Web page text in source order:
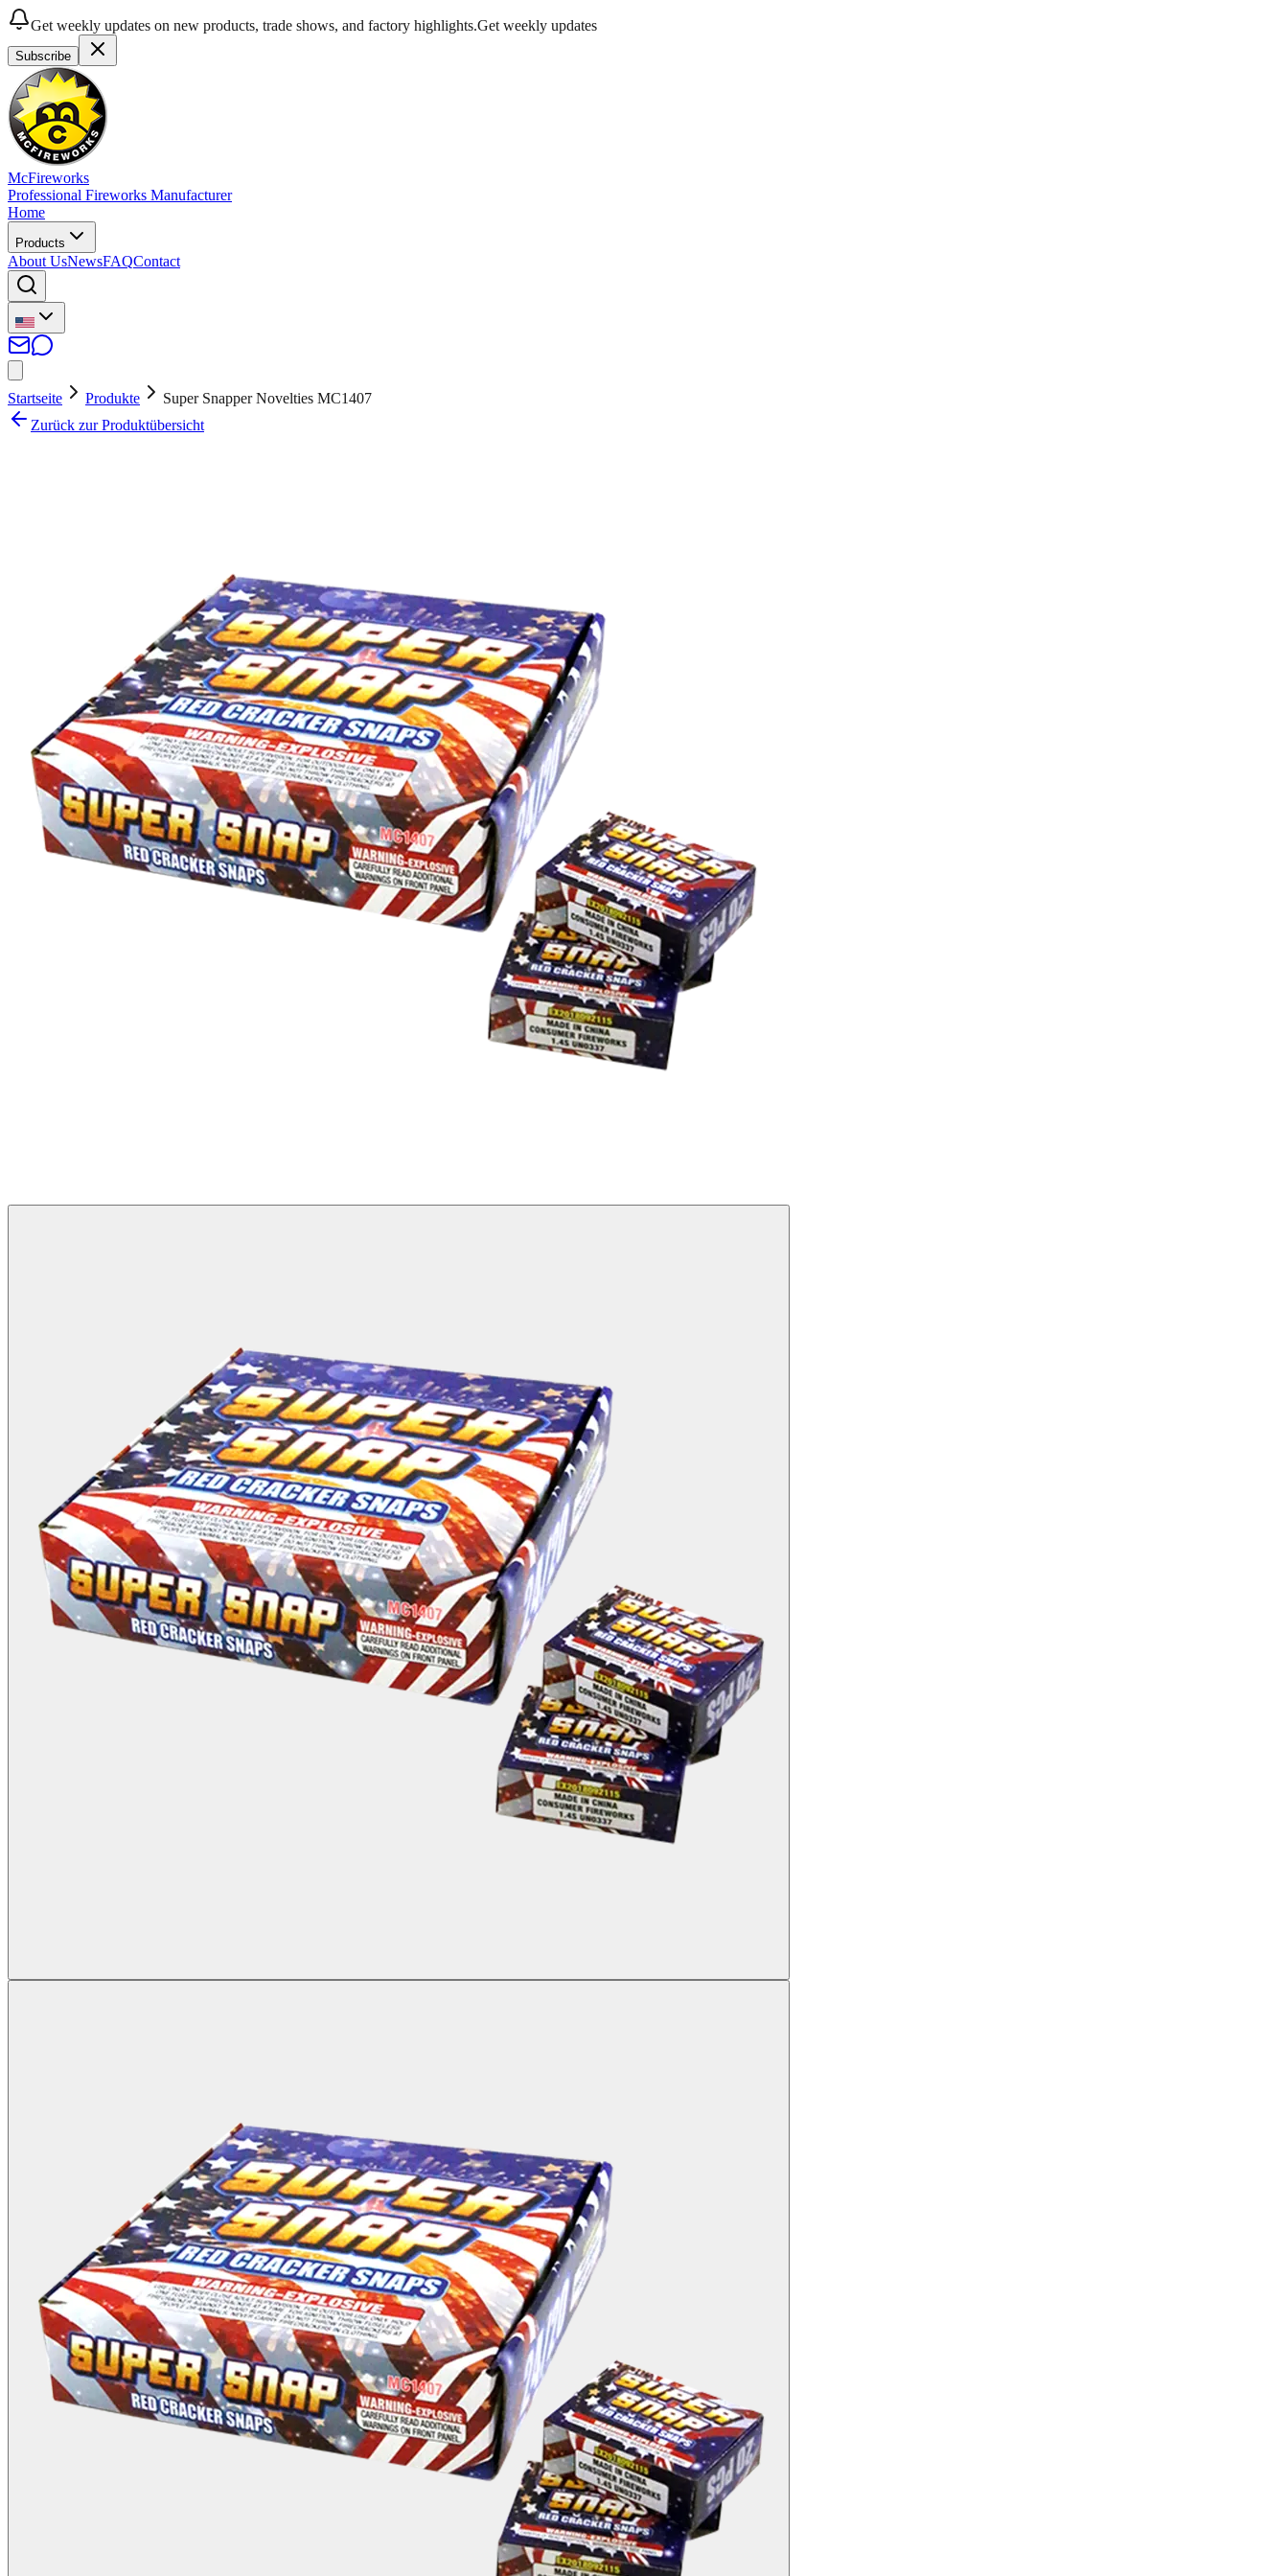
Get weekly updates on new products, trade shows, and factory highlights.Get weekly updates
Subscribe
McFireworks
Professional Fireworks Manufacturer
Home
Products
About UsNewsFAQContact
Startseite Produkte
Super Snapper Novelties MC1407
Zurück zur Produktübersicht